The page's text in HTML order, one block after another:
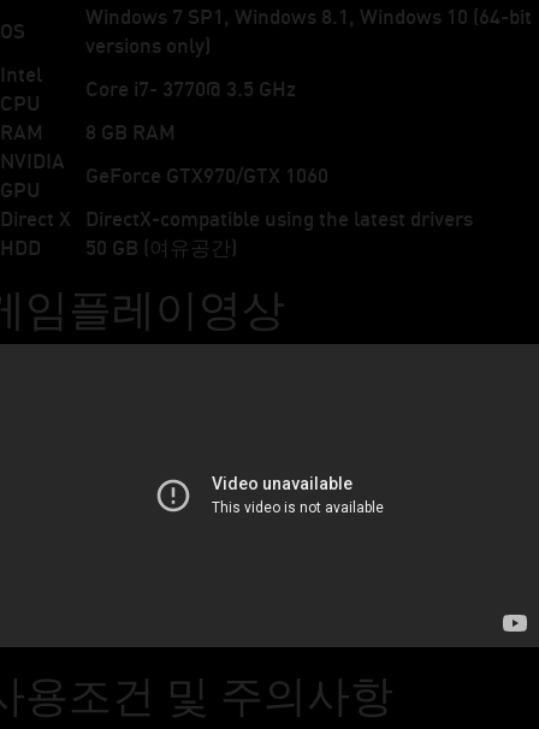
OS
Windows 7 SP1, Windows 8.1, Windows 10 (64-bit
versions only)
Intel
CPU
Core i7- 3770@ 3.5 GHz
RAM
8 GB RAM
NVIDIA
GPU
GeForce GTX970/GTX 1060
Direct X
DirectX-compatible using the latest drivers
HDD
50 GB (여유공간)
임플레이영상
용조건 및 주의사항